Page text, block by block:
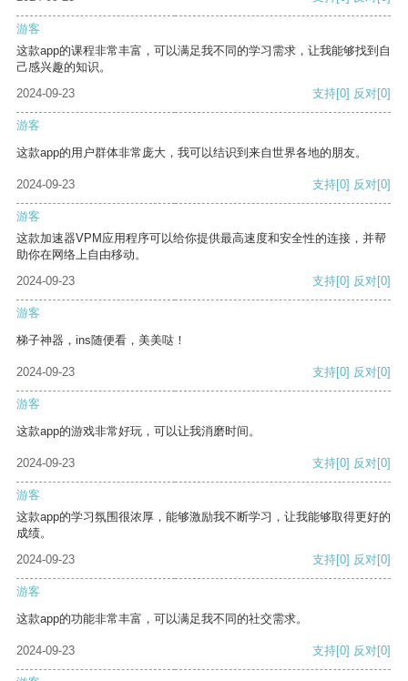
游客
这款app的课程非常丰富，可以满足我不同的学习需求，让我能够找到自
己感兴趣的知识。
2024-09-23
支持[0] 反对[0]
游客
这款app的用户群体非常庞大，我可以结识到来自世界各地的朋友。
2024-09-23 支持[0] 反对[0]
游客
这款加速器VPM应用程序可以给你提供最高速度和安全性的连接，并帮
助你在网络上自由移动。
2024-09-23
支持[0] 反对[0]
游客
梯子神器，ins随便看，美美哒！
2024-09-23 支持[0] 反对[0]
游客
这款app的游戏非常好玩，可以让我消磨时间。
2024-09-23 支持[0] 反对[0]
游客
这款app的学习氛围很浓厚，能够激励我不断学习，让我能够取得更好的
成绩。
2024-09-23
支持[0] 反对[0]
游客
这款app的功能非常丰富，可以满足我不同的社交需求。
2024-09-23 支持[0] 反对[0]